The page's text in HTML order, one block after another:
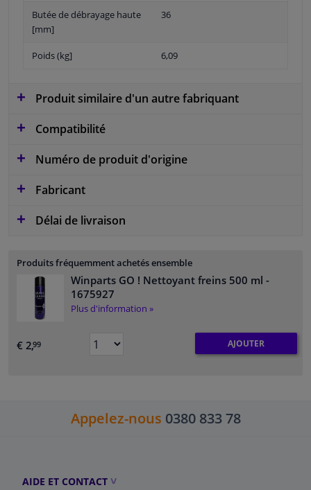
Butée de débrayage haute
[mm]
36
Poids (kg] 6,09
Produit similaire d'un autre fabriquant
Compatibilité
Numéro de produit d'origine
Fabricant
Délai de livraison
Produits fréquemment achetés ensemble
Winparts GO ! Nettoyant freins 500 ml -
1675927
Plus d'information »
€ 2,99 AJOUTER
Appelez-nous 0380 833 78
AIDE ET CONTACT